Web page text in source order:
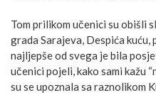
Tom prilikom učenici su obišli
grada Sarajeva, Despića
najljepše od svega je bila
učenici pojeli, kako sami kažu
su se upoznala sa raznolikom